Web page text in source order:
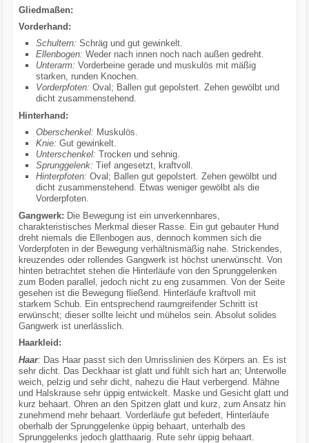
Gliedmaßen:
Vorderhand:
Schultern: Schräg und gut gewinkelt.
Ellenbogen: Weder nach innen noch nach außen gedreht.
Unterarm: Vorderbeine gerade und muskulös mit mäßig
starken, runden Knochen.
Vorderpfoten: Oval; Ballen gut gepolstert. Zehen gewölbt und
dicht zusammenstehend.
Hinterhand:
Oberschenkel: Muskulös.
Knie: Gut gewinkelt.
Unterschenkel: Trocken und sehnig.
Sprunggelenk: Tief angesetzt, kraftvoll.
Hinterpfoten: Oval; Ballen gut gepolstert. Zehen gewölbt und
dicht zusammenstehend. Etwas weniger gewölbt als die
Vorderpfoten.
Gangwerk: Die Bewegung ist ein unverkennbares,
charakteristisches Merkmal dieser Rasse. Ein gut gebauter Hund
dreht niemals die Ellenbogen aus, dennoch kommen sich die
Vorderpfoten in der Bewegung verhältnismäßig nahe. Strickendes,
kreuzendes oder rollendes Gangwerk ist höchst unerwünscht. Von
hinten betrachtet stehen die Hinterläufe von den Sprunggelenken
zum Boden parallel, jedoch nicht zu eng zusammen. Von der Seite
gesehen ist die Bewegung fließend. Hinterläufe kraftvoll mit
starkem Schub. Ein entsprechend raumgreifender Schritt ist
erwünscht; dieser sollte leicht und mühelos sein. Absolut solides
Gangwerk ist unerlässlich.
Haarkleid:
Haar: Das Haar passt sich den Umrisslinien des Körpers an. Es ist
sehr dicht. Das Deckhaar ist glatt und fühlt sich hart an; Unterwolle
weich, pelzig und sehr dicht, nahezu die Haut verbergend. Mähne
und Halskrause sehr üppig entwickelt. Maske und Gesicht glatt und
kurz behaart. Ohren an den Spitzen glatt und kurz, zum Ansatz hin
zunehmend mehr behaart. Vorderläufe gut befedert, Hinterläufe
oberhalb der Sprunggelenke üppig behaart, unterhalb des
Sprunggelenks jedoch glatthaarig. Rute sehr üppig behaart.